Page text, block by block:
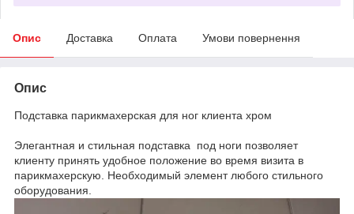
Опис Доставка Оплата Умови повернення
Опис
Подставка парикмахерская для ног клиента хром
Элегантная и стильная подставка под ноги позволяет
клиенту принять удобное положение во время визита в
парикмахерскую. Необходимый элемент любого стильного
оборудования.